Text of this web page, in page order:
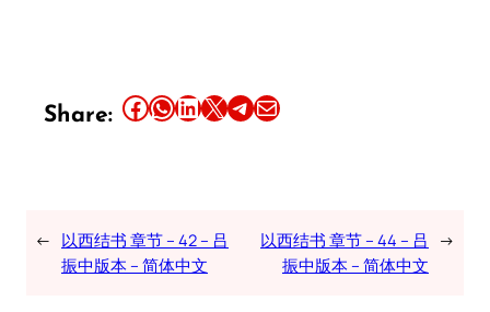
Share: Share this article on Facebook Share this article on WhatsApp Share this article on LinkedIn Share this article on X Share this article on TelegramEmail this Article
← 以西结书 章节 – 42 – 吕
振中版本 – 简体中文
以西结书 章节 – 44 – 吕
振中版本 – 简体中文
→